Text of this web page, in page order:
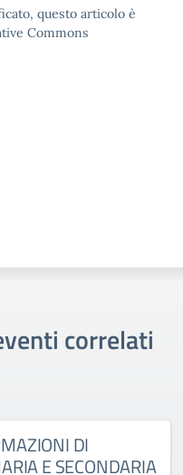
questo articolo è
Commons
correlati
DI
E SECONDARIA